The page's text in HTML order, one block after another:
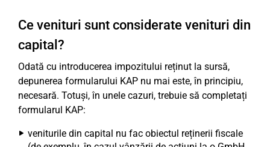
Ce venituri sunt considerate venituri din
capital?
Odată cu introducerea impozitului reținut la sursă,
depunerea formularului KAP nu mai este, în principiu,
necesară. Totuși, în unele cazuri, trebuie să completați
formularul KAP:
veniturile din capital nu fac obiectul reținerii fiscale